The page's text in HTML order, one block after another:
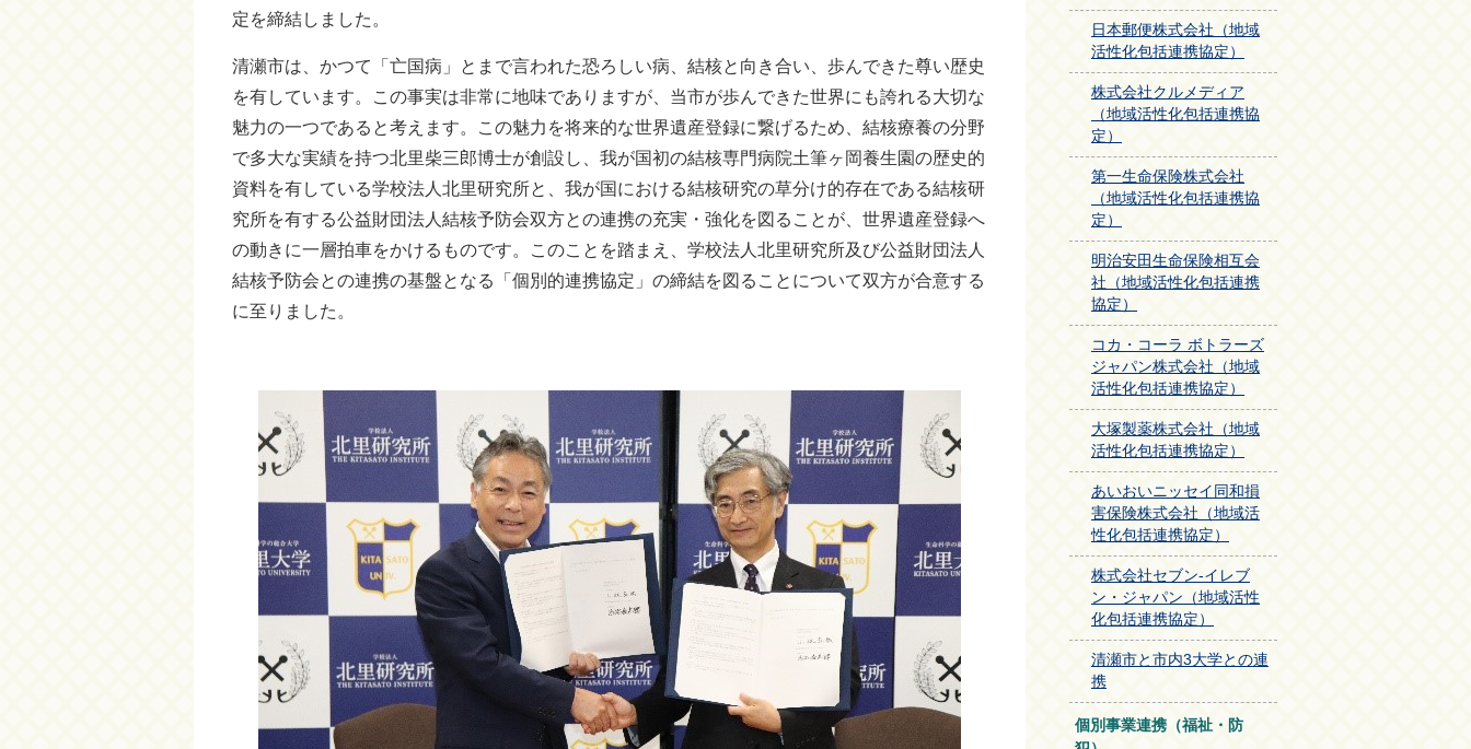
定を締結しました。
清瀬市は、かつて「亡国病」とまで言われた恐ろしい病、結核と向き合い、歩んできた尊い歴史
を有しています。この事実は非常に地味でありますが、当市が歩んできた世界にも誇れる大切な
魅力の一つであると考えます。この魅力を将来的な世界遺産登録に繋げるため、結核療養の分野
で多大な実績を持つ北里柴三郎博士が創設し、我が国初の結核専門病院土筆ヶ岡養生園の歴史的
資料を有している学校法人北里研究所と、我が国における結核研究の草分け的存在である結核研
究所を有する公益財団法人結核予防会双方との連携の充実・強化を図ることが、世界遺産登録へ
の動きに一層拍車をかけるものです。このことを踏まえ、学校法人北里研究所及び公益財団法人
結核予防会との連携の基盤となる「個別的連携協定」の締結を図ることについて双方が合意する
に至りました。
日本郵便株式会社（地域
活性化包括連携協定）
株式会社クルメディア
（地域活性化包括連携協
定）
第一生命保険株式会社
（地域活性化包括連携協
定）
明治安田生命保険相互会
社（地域活性化包括連携
協定）
コカ・コーラ ボトラーズ
ジャパン株式会社（地域
活性化包括連携協定）
大塚製薬株式会社（地域
活性化包括連携協定）
あいおいニッセイ同和損
害保険株式会社（地域活
性化包括連携協定）
株式会社セブン-イレブ
ン・ジャパン（地域活性
化包括連携協定）
清瀬市と市内3大学との連
携
個別事業連携（福祉・防